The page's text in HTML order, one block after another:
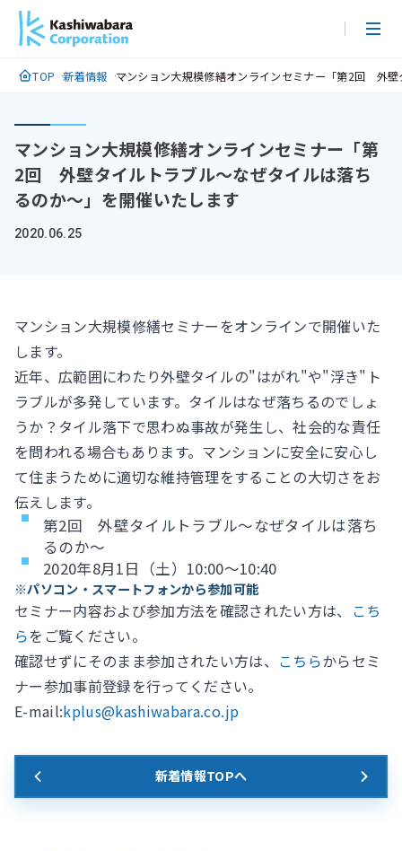
メ
イ
ン
ン
ツ
に
キ
TOP 新着情報 マンション大規模修繕オンラインセミナー「第2回 外
マンション大規模修繕オンラインセミナー「第
2回 外壁タイルトラブル～なぜタイルは落ち
るのか～」を開催いたします
2020.06.25
マンション大規模修繕セミナーをオンラインで開催いた
します。
近年、広範囲にわたり外壁タイルの"はがれ"や"浮き"ト
ラブルが多発しています。タイルはなぜ落ちるのでしょ
うか？タイル落下で思わぬ事故が発生し、社会的な責任
を問われる場合もあります。マンションに安全に安心し
て住まうために適切な維持管理をすることの大切さをお
伝えします。
第2回 外壁タイルトラブル～なぜタイルは落ち
るのか～
2020年8月1日（土）10:00～10:40
※パソコン・スマートフォンから参加可能
セミナー内容および参加方法を確認されたい方は、 こち
らをご覧ください。
確認せずにそのまま参加されたい方は、 こちらからセミ
ナー参加事前登録を行ってください。
E-mail:kplus@kashiwabara.co.jp
新着情報TOPへ